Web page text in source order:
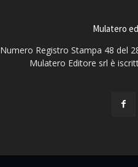
Mulatero
Numero Registro Stampa 48 del
Mulatero Editore srl è